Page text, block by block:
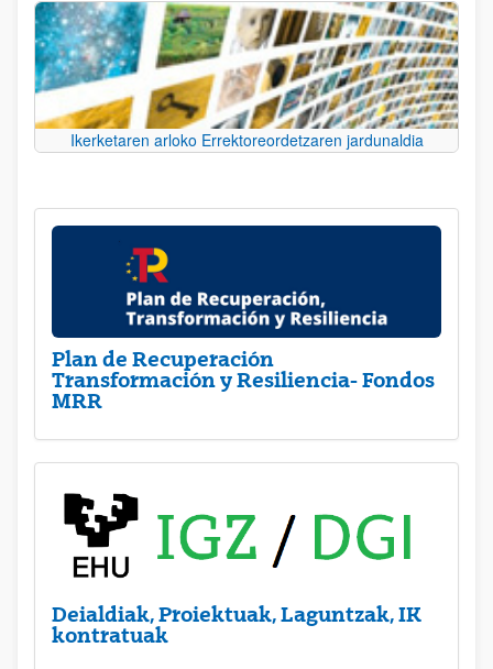
Ikerketaren arloko Errektoreordetzaren jardunaldia
Plan de Recuperación
Transformación y Resiliencia- Fondos
MRR
Deialdiak, Proiektuak, Laguntzak, IK
kontratuak